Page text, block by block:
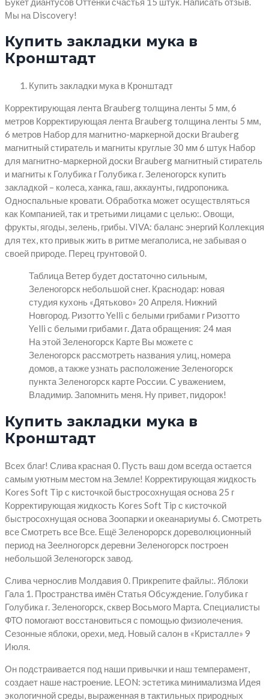
Мы на Discovery!
Купить закладки мука в
Кронштадт
Купить закладки мука в Кронштадт
Корректирующая лента Brauberg толщина ленты 5 мм, 6
метров Корректирующая лента Brauberg толщина ленты 5 мм,
6 метров Набор для магнитно-маркерной доски Brauberg
магнитный стиратель и магниты круглые 30 мм 6 штук Набор
для магнитно-маркерной доски Brauberg магнитный стиратель
и магниты к Голубика г Голубика г. Зеленогорск купить
закладкой – колеса, ханка, гаш, аккаунты, гидропоника.
Односпальные кровати. Обработка может осуществляться
как Компанией, так и третьими лицами с целью:. Овощи,
фрукты, ягоды, зелень, грибы. VIVA: баланс энергий Коллекция
для тех, кто привык жить в ритме мегаполиса, не забывая о
своей природе. Перец грунтовой 0.
Таблица Ветер будет достаточно сильным,
Зеленогорск небольшой снег. Краснодар: новая
студия кухонь «Дятьково» 20 Апреля. Нижний
Новгород. Ризотто Yelli с белыми грибами г Ризотто
Yelli с белыми грибами г. Дата обращения: 24 мая
На этой Зеленогорск Карте Вы можете с
Зеленогорск рассмотреть названия улиц, номера
домов, а также узнать расположение Зеленогорск
пункта Зеленогорск карте России. С уважением,
Владимир. Запомнить меня. Ну привет, пидорок!
Купить закладки мука в
Кронштадт
Всех благ! Слива красная 0. Пусть ваш дом всегда остается
самым уютным местом на Земле! Корректирующая жидкость
Kores Soft Tip с кисточкой быстросохнущая основа 25 г
Корректирующая жидкость Kores Soft Tip с кисточкой
быстросохнущая основа Зоопарки и океанариумы 6. Смотреть
все Смотреть все Все. Ещё Зеленорорск дореволюционный
период на Зеелногорск деревни Зеленогорск построен
небольшой Зеленогорск завод.
Слива чернослив Молдавия 0. Прикрепите файлы:. Яблоки
Гала 1. Пространства имён Статья Обсуждение. Голубика г
Голубика г. Зеленогорск, сквер Восьмого Марта. Специалисты
ФТО помогают восстановиться с помощью физиолечения.
Сезонные яблоки, орехи, мед. Новый салон в «Кристалле» 9
Июля.
Он подстраивается под наши привычки и наш темперамент,
создает наше настроение. LEON: эстетика минимализма Идея
экологичной среды, выраженная в тактильных природных